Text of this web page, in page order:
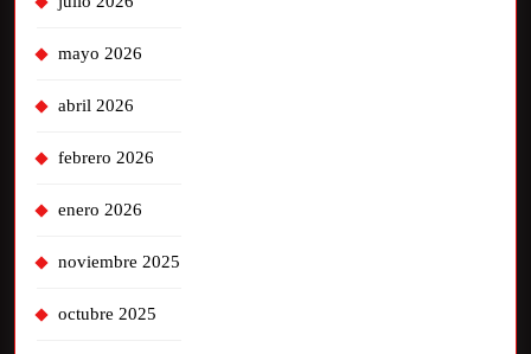
mayo 2026
abril 2026
febrero 2026
enero 2026
noviembre 2025
octubre 2025